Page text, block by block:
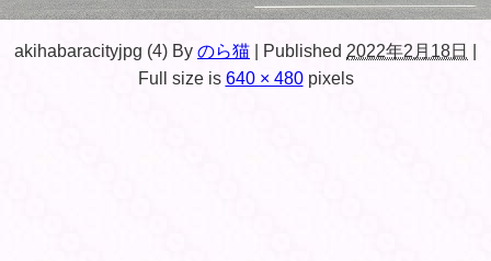
akihabaracityjpg (4) By のら猫 Published 2022年2月18日
Full size is 640 × 480pixels